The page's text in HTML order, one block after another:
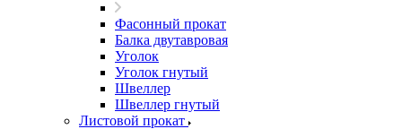
Фасонный прокат
Балка двутавровая
Уголок
Уголок гнутый
Швеллер
Швеллер гнутый
Листовой прокат